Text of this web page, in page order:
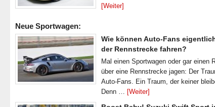
[Weiter]
Neue Sportwagen:
Wie können Auto-Fans
der Rennstrecke fahren?
Mal einen Sportwagen oder gar einen
über eine Rennstrecke jagen: Der
Auto-Fans. Ein Traum, der keiner
Denn … [Weiter]